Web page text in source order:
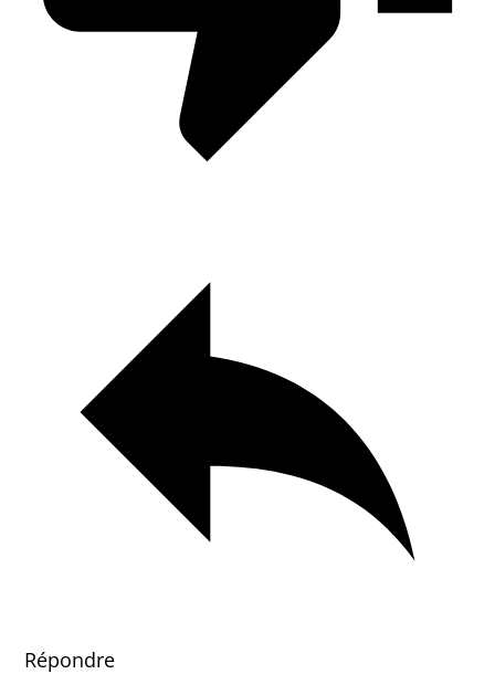
Répondre